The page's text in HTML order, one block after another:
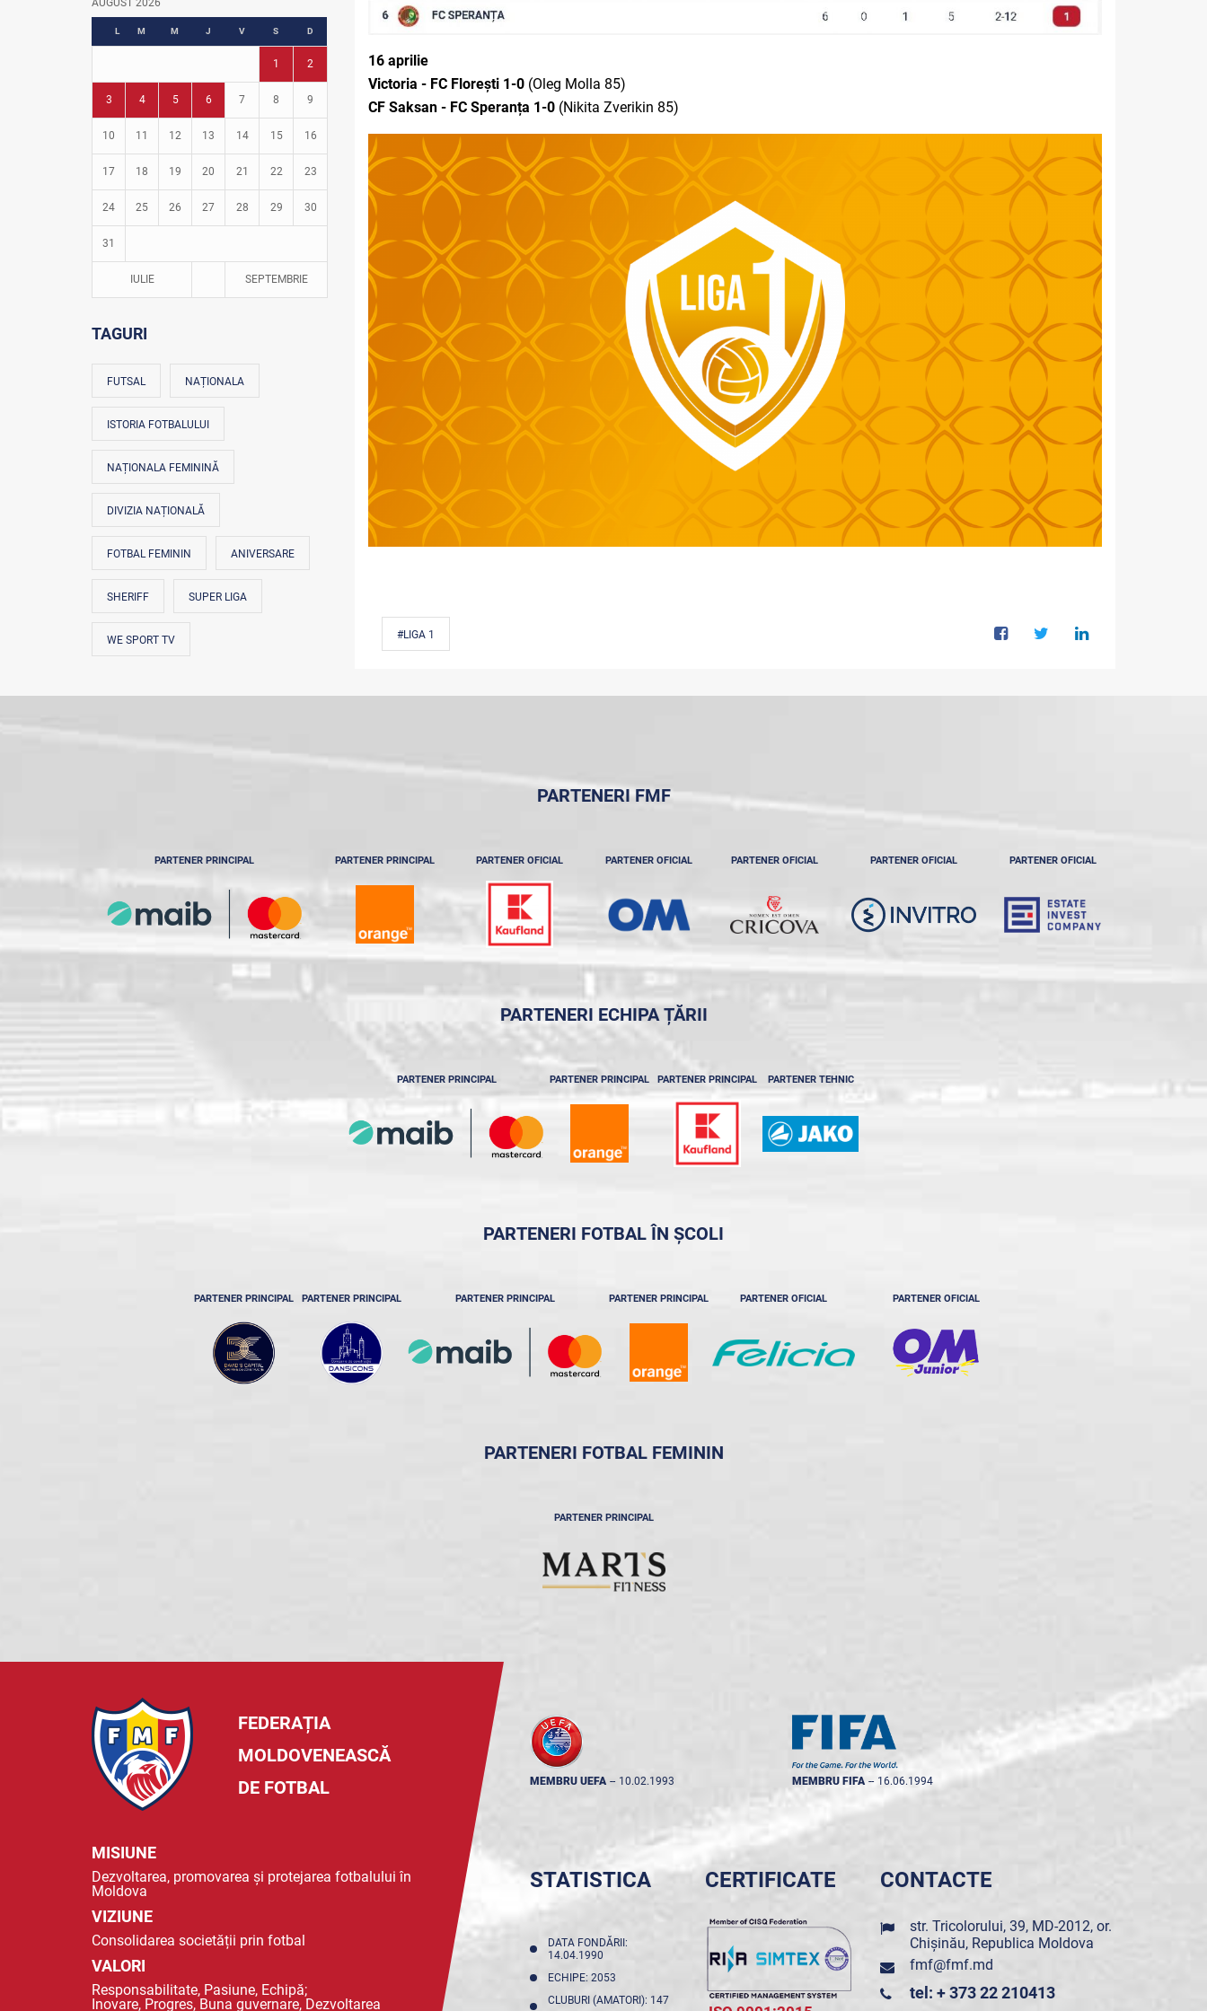
Fotbal în grădinițe
AUGUST 2026
L M M J V S D
1 2
3 4 5 6 7 8 9
10 11 12 13 14 15 16
17 18 19 20 21 22 23
24 25 26 27 28 29 30
31
IULIE SEPTEMBRIE
TAGURI
FUTSAL NAȚIONALA
ISTORIA FOTBALULUI
NAȚIONALA FEMININĂ
DIVIZIA NAȚIONALĂ
FOTBAL FEMININ ANIVERSARE
SHERIFF SUPER LIGA
WE SPORT TV
16 aprilie
Victoria - FC Florești 1-0(Oleg Molla 85)
CF Saksan - FC Speranța 1-0 (Nikita Zverikin 85)
#LIGA 1
PARTENERI FMF
PARTENER PRINCIPAL PARTENER PRINCIPAL PARTENER OFICIAL PARTENER OFICIAL PARTENER OFICIAL PARTENER OFICIAL PARTENER OFICIAL
PARTENERI ECHIPA ȚĂRII
PARTENER PRINCIPAL PARTENER PRINCIPAL PARTENER PRINCIPAL PARTENER TEHNIC
PARTENERI FOTBAL ÎN ȘCOLI
PARTENER PRINCIPAL PARTENER PRINCIPAL PARTENER PRINCIPAL PARTENER PRINCIPAL PARTENER OFICIAL PARTENER OFICIAL
PARTENERI FOTBAL FEMININ
PARTENER PRINCIPAL
FEDERAȚIA
MOLDOVENEASCĂ
DE FOTBAL
MISIUNE
Dezvoltarea, promovarea și protejarea fotbalului în
Moldova
VIZIUNE
Consolidarea societății prin fotbal
VALORI
Responsabilitate, Pasiune, Echipă;
Inovare, Progres, Buna guvernare, Dezvoltarea
MEMBRU UEFA -- 10.02.1993 MEMBRU FIFA -- 16.06.1994
STATISTICA
DATA FONDĂRII:
14.04.1990
ECHIPE: 2053
CLUBURI (AMATORI): 147
CERTIFICATE CONTACTE
str. Tricolorului, 39, MD-2012, or.
Chișinău, Republica Moldova
fmf@fmf.md
tel: + 373 22 210413